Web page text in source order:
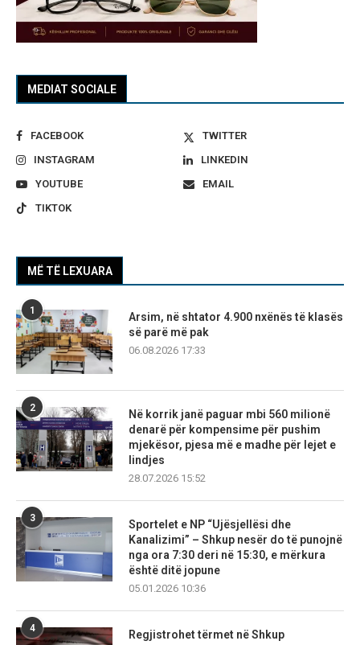
MEDIAT SOCIALE
FACEBOOK
TWITTER
INSTAGRAM
LINKEDIN
YOUTUBE
EMAIL
TIKTOK
MË TË LEXUARA
1
Arsim, në shtator 4.900 nxënës të klasës
së parë më pak
06.08.2026 17:33
2
Në korrik janë paguar mbi 560 milionë
denarë për kompensime për pushim
mjekësor, pjesa më e madhe për lejet e
lindjes
28.07.2026 15:52
3
Sportelet e NP “Ujësjellësi dhe
Kanalizimi” – Shkup nesër do të punojnë
nga ora 7:30 deri në 15:30, e mërkura
është ditë jopune
05.01.2026 10:36
4
Regjistrohet tërmet në Shkup